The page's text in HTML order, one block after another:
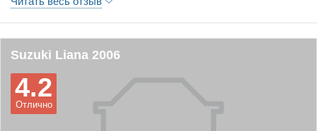
управляемостью и задором в городе
Suzuki Liana 2006
Отлично
4.2